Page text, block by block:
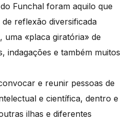
Funchal foram aquilo que
reflexão diversificada
«placa giratória» de
indagações e também muitos
e reunir pessoas de
e científica, dentro e
ilhas e diferentes